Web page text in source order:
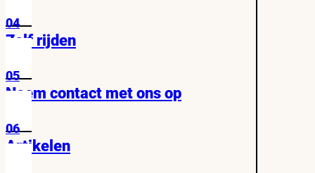
04
Zelf rijden
05
Neem contact met ons op
06
Artikelen